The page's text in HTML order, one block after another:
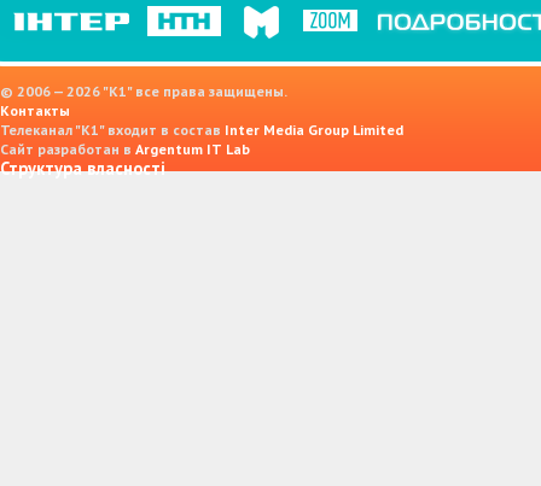
© 2006 — 2026 "K1" все права защищены.
Контакты
Телеканал "К1" входит в состав Inter Media Group Limited
Сайт разработан в Argentum IT Lab
Структура власності